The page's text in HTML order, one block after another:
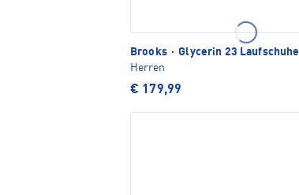
Brooks · Glycerin 23 Laufschuhe
Herren
€ 179,99